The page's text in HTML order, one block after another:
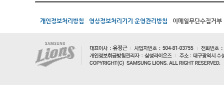
개인정보처리방침 영상정보처리기기 운영관리방침 이메일무단수집거부